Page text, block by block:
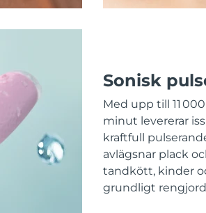
Sonisk
Med upp till 11
minut levererar
kraftfull
avlägsnar plack
tandkött, kinder
grundligt